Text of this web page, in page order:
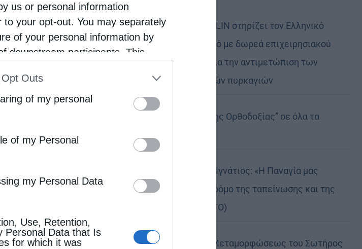
us or personal information
your opt-out. You may separately
of your personal information by
downstream participants. This
that may further disclose it to
Outs
of my personal
of my Personal
my Personal Data
Use, Retention,
Personal Data that Is
for which it was
Η LEROY MERLIN στηρίζει τον Ελληνικό
Ερυθρό Σταυρό με δωρεά επιχειρησιακού
εξοπλισμού για την αντιμετώπιση των
καταστροφικών πυρκαγιών
Η “Κιβωτός της Ορθοδοξίας” σε όλα τα
Δημητριάδος Ιγνάτιος: «Η Παναγία μας
δείχνει τον δρόμο της ταπείνωσης και της
σιωπής» (ΦΩΤΟ)
Η εορτή της Μεταμορφώσεως του Σωτήρος